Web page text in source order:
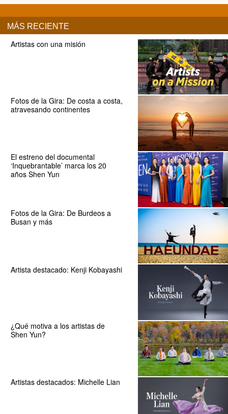
MÁS RECIENTE
Artistas con una misión
Fotos de la Gira: De costa a costa,
atravesando continentes
El estreno del documental
‘Inquebrantable’ marca los 20
años Shen Yun
Fotos de la Gira: De Burdeos a
Busan y más
Artista destacado: Kenji Kobayashi
¿Qué motiva a los artistas de
Shen Yun?
Artistas destacados: Michelle Lian